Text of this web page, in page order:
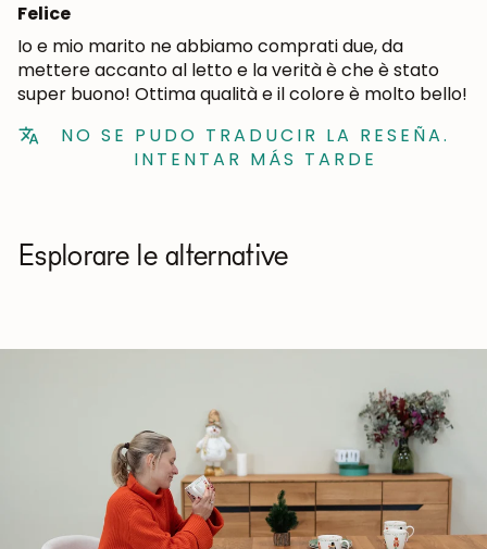
Felice
Io e mio marito ne abbiamo comprati due, da
mettere accanto al letto e la verità è che è stato
super buono! Ottima qualità e il colore è molto bello!
NO SE PUDO TRADUCIR LA RESEÑA.
INTENTAR MÁS TARDE
Esplorare le alternative